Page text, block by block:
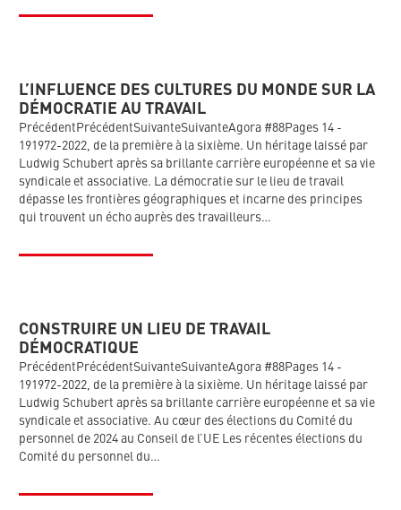
L’INFLUENCE DES CULTURES DU MONDE SUR LA
DÉMOCRATIE AU TRAVAIL
PrécédentPrécédentSuivanteSuivanteAgora #88Pages 14 -
191972-2022, de la première à la sixième. Un héritage laissé par
Ludwig Schubert après sa brillante carrière européenne et sa vie
syndicale et associative. La démocratie sur le lieu de travail
dépasse les frontières géographiques et incarne des principes
qui trouvent un écho auprès des travailleurs…
CONSTRUIRE UN LIEU DE TRAVAIL
DÉMOCRATIQUE
PrécédentPrécédentSuivanteSuivanteAgora #88Pages 14 -
191972-2022, de la première à la sixième. Un héritage laissé par
Ludwig Schubert après sa brillante carrière européenne et sa vie
syndicale et associative. Au cœur des élections du Comité du
personnel de 2024 au Conseil de l’UE Les récentes élections du
Comité du personnel du…